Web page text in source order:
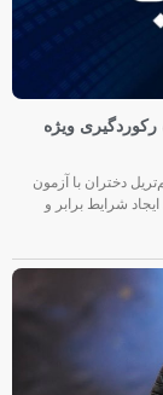
ویژه
دختران با آزمون
شرایط برابر و